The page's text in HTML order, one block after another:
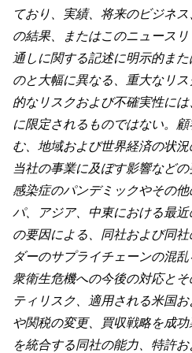
ており、実績、将来のビジネ
の結果、またはこのニュース
通しに関する記述に明示的ま
のと大幅に異なる、重大なリ
的なリスクおよび不確実性に
に限定されるものではない。
む、地域および世界経済の状
当社の事業に及ぼす影響など
感染症のパンデミックやその
パ、アジア、中東における最
の要因による、同社および同
ダーのサプライチェーンの混
衆衛生危機への今後の対応と
ティリスク、適用される米国
や関税の変更、買収戦略を成
を統合する同社の能力、特許